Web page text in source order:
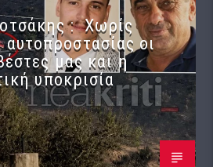
: Χωρίς
αυτοπροστασίας οι
μας και η
υποκρισία